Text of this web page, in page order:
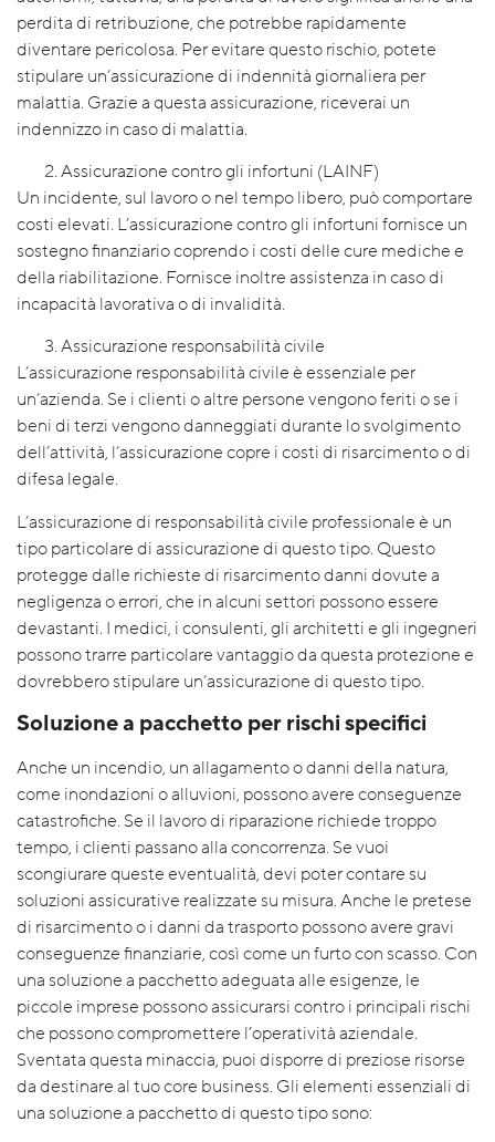
perdita di retribuzione, che potrebbe rapidamente
diventare pericolosa. Per evitare questo rischio, potete
stipulare un’assicurazione di indennità giornaliera per
malattia. Grazie a questa assicurazione, riceverai un
indennizzo in caso di malattia.
Assicurazione contro gli infortuni (LAINF)
Un incidente, sul lavoro o nel tempo libero, può comportare
costi elevati. L’assicurazione contro gli infortuni fornisce un
sostegno finanziario coprendo i costi delle cure mediche e
della riabilitazione. Fornisce inoltre assistenza in caso di
incapacità lavorativa o di invalidità.
Assicurazione responsabilità civile
L’assicurazione responsabilità civile è essenziale per
un’azienda. Se i clienti o altre persone vengono feriti o se i
beni di terzi vengono danneggiati durante lo svolgimento
dell’attività, l’assicurazione copre i costi di risarcimento o di
difesa legale.
L’assicurazione di responsabilità civile professionale è un
tipo particolare di assicurazione di questo tipo. Questo
protegge dalle richieste di risarcimento danni dovute a
negligenza o errori, che in alcuni settori possono essere
devastanti. I medici, i consulenti, gli architetti e gli ingegneri
possono trarre particolare vantaggio da questa protezione e
dovrebbero stipulare un’assicurazione di questo tipo.
Soluzione a pacchetto per rischi specifici
Anche un incendio, un allagamento o danni della natura,
come inondazioni o alluvioni, possono avere conseguenze
catastrofiche. Se il lavoro di riparazione richiede troppo
tempo, i clienti passano alla concorrenza. Se vuoi
scongiurare queste eventualità, devi poter contare su
soluzioni assicurative realizzate su misura. Anche le pretese
di risarcimento o i danni da trasporto possono avere gravi
conseguenze finanziarie, così come un furto con scasso. Con
una soluzione a pacchetto adeguata alle esigenze, le
piccole imprese possono assicurarsi contro i principali rischi
che possono compromettere l’operatività aziendale.
Sventata questa minaccia, puoi disporre di preziose risorse
da destinare al tuo core business. Gli elementi essenziali di
una soluzione a pacchetto di questo tipo sono: